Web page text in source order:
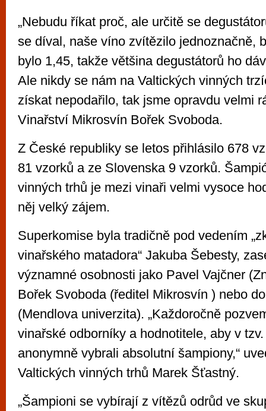
„Nebudu říkat proč, ale určitě se
se díval, naše víno zvítězilo jednoznačně,
bylo 1,45, takže většina degustátorů ho
Ale nikdy se nám na Valtických vinných
získat nepodařilo, tak jsme opravdu velmi
Vinařství Mikrosvín Bořek Svoboda.
Z České republiky se letos přihlásilo 678
81 vzorků a ze Slovenska 9 vzorků.
vinných trhů je mezi vinaři velmi vysoce
něj velký zájem.
Superkomise byla tradičně pod vedením
vinařského matadora“ Jakuba Šebesty,
významné osobnosti jako Pavel Vajčner
Bořek Svoboda (ředitel Mikrosvín ) nebo
(Mendlova univerzita). „Každoročně
vinařské odborníky a hodnotitele, aby v
anonymně vybrali absolutní šampiony,“
Valtických vinných trhů Marek Šťastný.
„Šampioni se vybírají z vítězů odrůd ve